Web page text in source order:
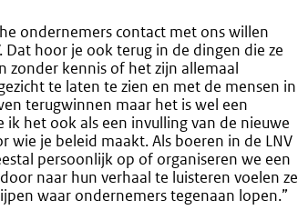
ondernemers contact met ons willen
hoor je ook terug in de dingen die ze
zonder kennis of het zijn allemaal
te laten te zien en met de mensen in
terugwinnen maar het is wel een
het ook als een invulling van de nieuwe
wie je beleid maakt. Als boeren in de LNV
persoonlijk op of organiseren we een
naar hun verhaal te luisteren voelen ze
waar ondernemers tegenaan lopen.”